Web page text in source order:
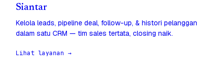
Siantar
Kelola leads, pipeline deal, follow-up, & histori pelanggan
dalam satu CRM — tim sales tertata, closing naik.
Lihat layanan →